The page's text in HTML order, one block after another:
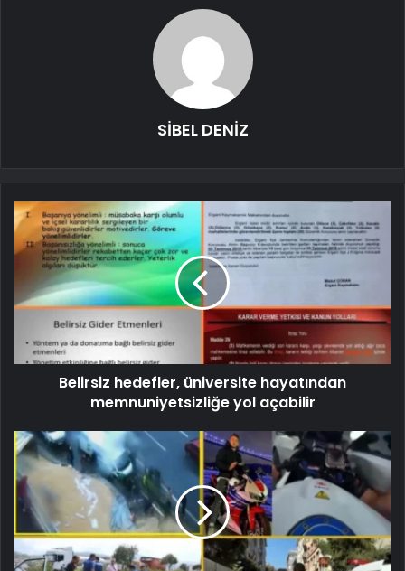
SİBEL DENİZ
Belirsiz hedefler, üniversite hayatından
memnuniyetsizliğe yol açabilir